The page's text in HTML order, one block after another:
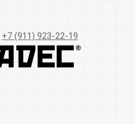
+7 (911) 923-22-19